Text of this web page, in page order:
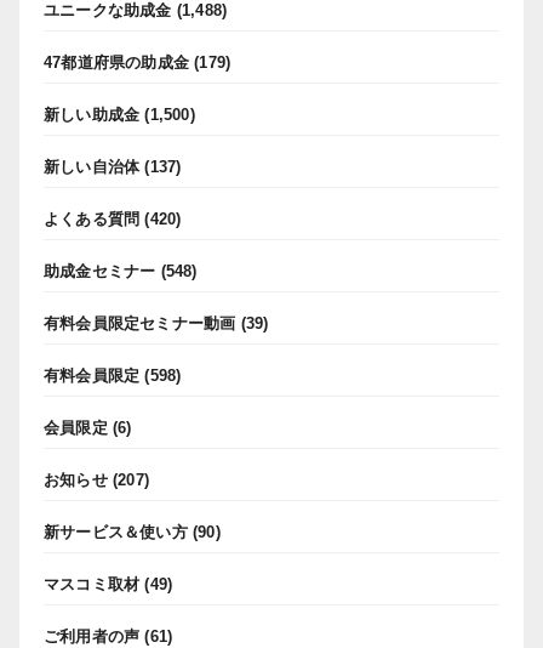
ユニークな助成金 (1,488)
47都道府県の助成金 (179)
新しい助成金 (1,500)
新しい自治体(137)
よくある質問 (420)
助成金セミナー (548)
有料会員限定セミナー動画 (39)
有料会員限定 (598)
会員限定 (6)
お知らせ(207)
新サービス＆使い方(90)
マスコミ取材 (49)
ご利用者の声 (61)